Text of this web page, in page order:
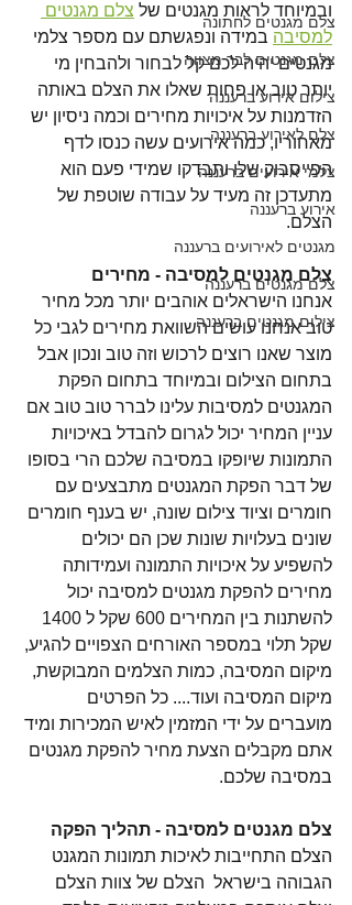
צלם מגנטים לחתונה
צלם מגנטים לבר מצווה
צילום אירוע ברעננה
צלם לאירוע ברעננה
צלמי אירועים ברעננה
אירוע ברעננה
מגנטים לאירועים ברעננה
צלם מגנטים ברעננה
צילום מגנטים ברעננה
ובמיוחד לראות מגנטים של צלם מגנטים
למסיבה במידה ונפגשתם עם מספר צלמי
מגנטים יהיה לכם קל לבחור ולהבחין מי
יותר טוב או פחות שאלו את הצלם באותה
הזדמנות על איכויות מחירים וכמה ניסיון יש
מאחוריו, כמה אירועים עשה כנסו לדף
הפייסבוק שלו ותבדקו שמידי פעם הוא
מתעדכן זה מעיד על עבודה שוטפת של
הצלם.
צלם מגנטים למסיבה - מחירים
אנחנו הישראלים אוהבים יותר מכל מחיר
טוב אנחנו עושים השוואת מחירים לגבי כל
מוצר שאנו רוצים לרכוש וזה טוב ונכון אבל
בתחום הצילום ​ובמיוחד בתחום הפקת
המגנטים למסיבות עלינו לברר טוב טוב אם
עניין המחיר יכול לגרום להבדל באיכויות
התמונות שיופקו במסיבה שלכם הרי בסופו
של דבר הפקת המגנטים מתבצעים עם
חומרים וציוד צילום שונה, יש בענף חומרים
שונים בעלויות שונות שכן הם יכולים
להשפיע על איכויות התמונה ועמידותה
מחירים להפקת מגנטים למסיבה יכול
שקל תלוי במספר האורחים הצפויים להגיע,
מיקום המסיבה, כמות הצלמים המבוקשת,
מיקום המסיבה ועוד.... כל הפרטים
מועברים על ידי המזמין לאיש המכירות ומיד
אתם מקבלים הצעת מחיר להפקת מגנטים
במסיבה שלכם.
צלם מגנטים למסיבה - תהליך הפקה
הצלם התחייבות לאיכות תמונות המגנט
הגבוהה בישראל  הצלם של צוות הצלם